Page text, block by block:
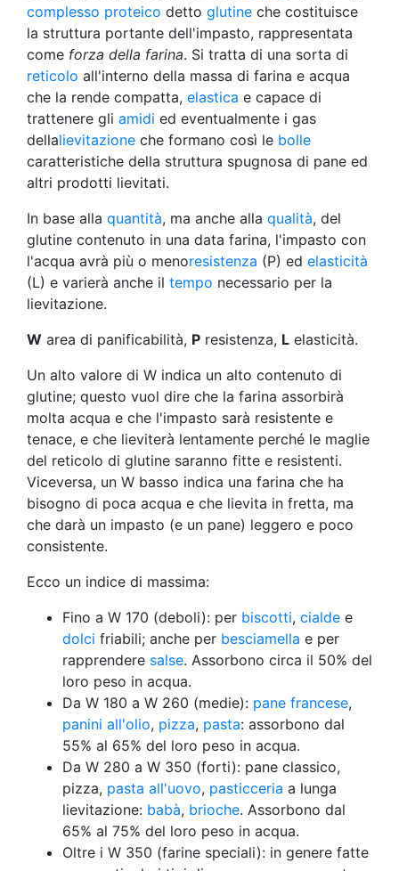
complesso proteico detto glutine che costituisce
la struttura portante dell'impasto, rappresentata
come forza della farina. Si tratta di una sorta di
reticolo all'interno della massa di farina e acqua
che la rende compatta, elastica e capace di
trattenere gli amidi ed eventualmente i gas
dellalievitazione che formano così le bolle
caratteristiche della struttura spugnosa di pane ed
altri prodotti lievitati.
In base alla quantità, ma anche alla qualità, del
glutine contenuto in una data farina, l'impasto con
l'acqua avrà più o menoresistenza (P) ed elasticità
(L) e varierà anche il tempo necessario per la
lievitazione.
W area di panificabilità, P resistenza, L elasticità.
Un alto valore di W indica un alto contenuto di
glutine; questo vuol dire che la farina assorbirà
molta acqua e che l'impasto sarà resistente e
tenace, e che lieviterà lentamente perché le maglie
del reticolo di glutine saranno fitte e resistenti.
Viceversa, un W basso indica una farina che ha
bisogno di poca acqua e che lievita in fretta, ma
che darà un impasto (e un pane) leggero e poco
consistente.
Ecco un indice di massima:
Fino a W 170 (deboli): per biscotti, cialde e
dolci friabili; anche per besciamella e per
rapprendere salse. Assorbono circa il 50% del
loro peso in acqua.
Da W 180 a W 260 (medie): pane francese,
panini all'olio, pizza, pasta: assorbono dal
55% al 65% del loro peso in acqua.
Da W 280 a W 350 (forti): pane classico,
pizza, pasta all'uovo, pasticceria a lunga
lievitazione: babà, brioche. Assorbono dal
65% al 75% del loro peso in acqua.
Oltre i W 350 (farine speciali): in genere fatte